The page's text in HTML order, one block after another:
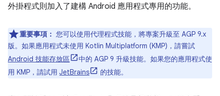
外掛程式則加入了建構 Android 應用程式專用的功能。
重要事項： 您可以使用代理程式技能，將專案升級至 AGP 9.x
版。如果應用程式未使用 Kotlin Multiplatform (KMP)，請嘗試
Android 技能存放區
中的 AGP 9 升級技能。如果您的應用程式使
用 KMP，請試用 JetBrains 的技能。